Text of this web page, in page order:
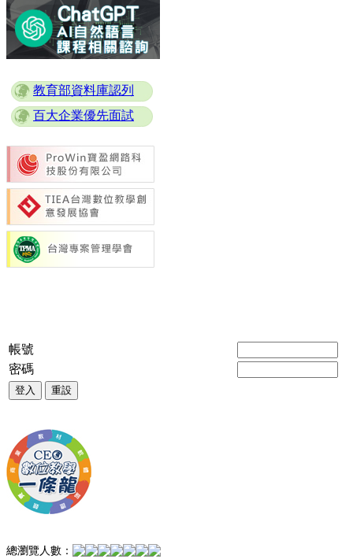
教育部資料庫認列
百大企業優先面試
帳號
密碼
登入 重設
總瀏覽人數：